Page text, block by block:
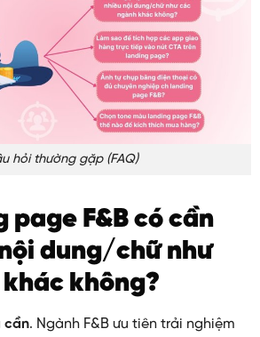
hỏi thường gặp (FAQ)
page F&B có cần
dung/chữ như
không?
cần. Ngành F&B ưu tiên trải nghiệm